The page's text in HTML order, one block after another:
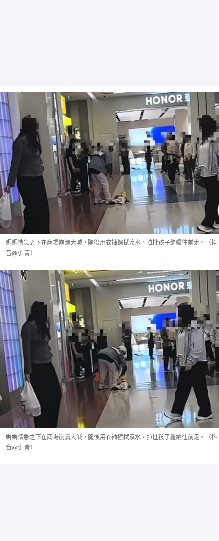
媽媽情急之下在商場崩潰大喊，隨後用衣袖擦拭淚水，拉扯孩子繼續往前走。（抖
音@小 青）
媽媽情急之下在商場崩潰大喊，隨後用衣袖擦拭淚水，拉扯孩子繼續往前走。（抖
音@小 青）